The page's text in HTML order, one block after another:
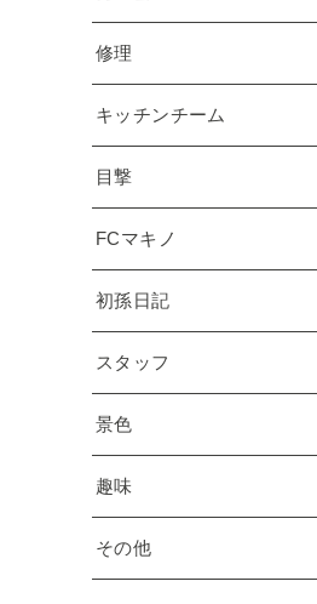
修理
キッチンチーム
目撃
FCマキノ
初孫日記
スタッフ
景色
趣味
その他